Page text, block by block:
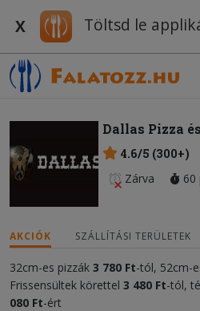
X Töltsd le
Dallas Pizza
4.6/5 (300+)
Zárva
60
AKCIÓK SZÁLLÍTÁSI TERÜLETEK
32cm-es pizzák 3 780 Ft-tól, 52cm-
Frissensültek körettel 3 480 Ft-tól,
080 Ft-ért